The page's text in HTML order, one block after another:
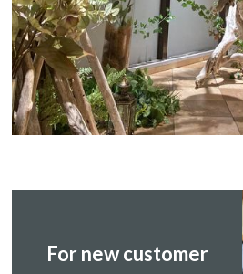
For new customer